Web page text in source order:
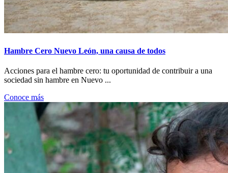
Hambre Cero Nuevo León, una causa de todos
Acciones para el hambre cero: tu oportunidad de contribuir a una
sociedad sin hambre en Nuevo ...
Conoce más